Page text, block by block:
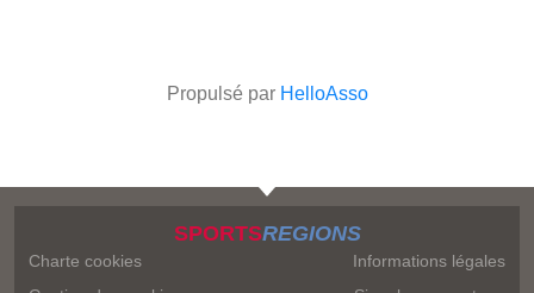
Propulsé par HelloAsso
SPORTSREGIONS
Charte cookies
Informations légales